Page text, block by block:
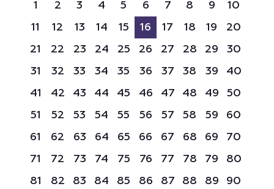
1 2 3 4 5 6 7 8 9
10
11
12 13 14 15 16 17 18 19
20
21
22 23 24 25 26 27 28 29
30
31
32 33 34 35 36 37 38 39
40
41
42 43 44 45 46 47 48 49
50
51
52 53 54 55 56 57 58 59
60
61
62 63 64 65 66 67 68 69
70
71
72 73 74 75 76 77 78 79
80
81
82 83 84 85 86 87 88 89
90